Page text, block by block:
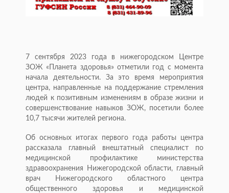
7 сентября 2023 года в нижегородском Центре
ЗОЖ «Планета здоровья» отметили год с момента
начала деятельности. За это время мероприятия
центра, направленные на поддержание стремления
людей к позитивным изменениям в образе жизни и
совершенствование навыков ЗОЖ, посетили более
10,7 тысячи жителей региона.
Об основных итогах первого года работы центра
рассказала главный внештатный специалист по
медицинской профилактике министерства
здравоохранения Нижегородской области, главный
врач Нижегородского областного центра
общественного здоровья и медицинской